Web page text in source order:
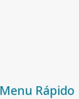
Menu Rápido